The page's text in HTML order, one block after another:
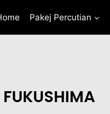
Pakej Percutian